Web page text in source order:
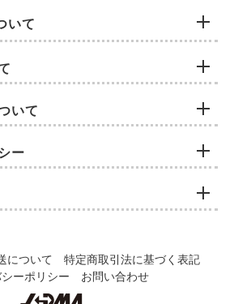
いて
いて
ー
について
特定商取引法に基づく表記
ーポリシー
お問い合わせ